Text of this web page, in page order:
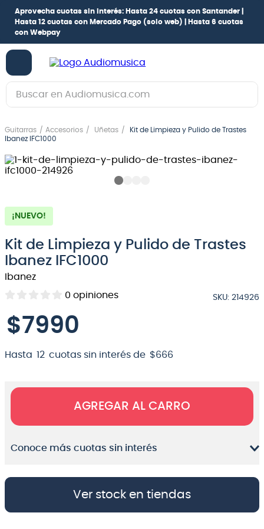
Aprovecha cuotas sin interés: Hasta 24 cuotas con Santander |
Hasta 12 cuotas con Mercado Pago (solo web) |
Hasta 6 cuotas
con Webpay
Buscar en Audiomusica.com
Guitarras Accesorios Uñetas
Kit de Limpieza y Pulido de Trastes
Ibanez IFC1000
¡NUEVO!
Kit de Limpieza y Pulido de Trastes
Ibanez IFC1000
Ibanez
0 opiniones SKU: 214926
$7990
Hasta 12 cuotas sin interés de $666
AGREGAR AL CARRO
Conoce más cuotas sin interés
Ver stock en tiendas
1.
guitarra electrica
2.
bajo
guitarra electroacústica
5.
amplificador
6.
teclado
7.
guitarra
8
micrófono
10
. violin